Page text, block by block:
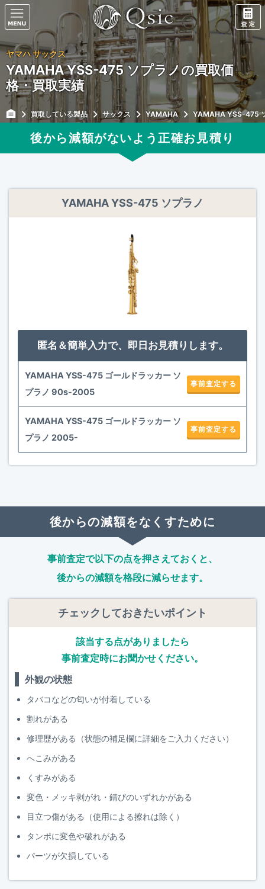
ヤマハ サックス
YAMAHA YSS-475 ソプラノの買取価
格・買取実績
買取している製品 サックス YAMAHA YAMAHA YSS-475
後から減額がないよう正確お見積り
YAMAHA YSS-475 ソプラノ
匿名＆簡単入力で、即日お見積りします。
YAMAHA YSS-475 ゴールドラッカー ソ
プラノ 90s-2005
事前査定する
YAMAHA YSS-475 ゴールドラッカー ソ
プラノ 2005-
事前査定する
後からの減額をなくすために
事前査定で以下の点を押さえておくと、
後からの減額を格段に減らせます。
チェックしておきたいポイント
該当する点がありましたら
事前査定時にお聞かせください。
外観の状態
タバコなどの匂いが付着している
割れがある
修理歴がある（状態の補足欄に詳細をご入力ください）
へこみがある
くすみがある
変色・メッキ剥がれ・錆びのいずれかがある
目立つ傷がある（使用による擦れは除く）
タンポに変色や破れがある
パーツが欠損している